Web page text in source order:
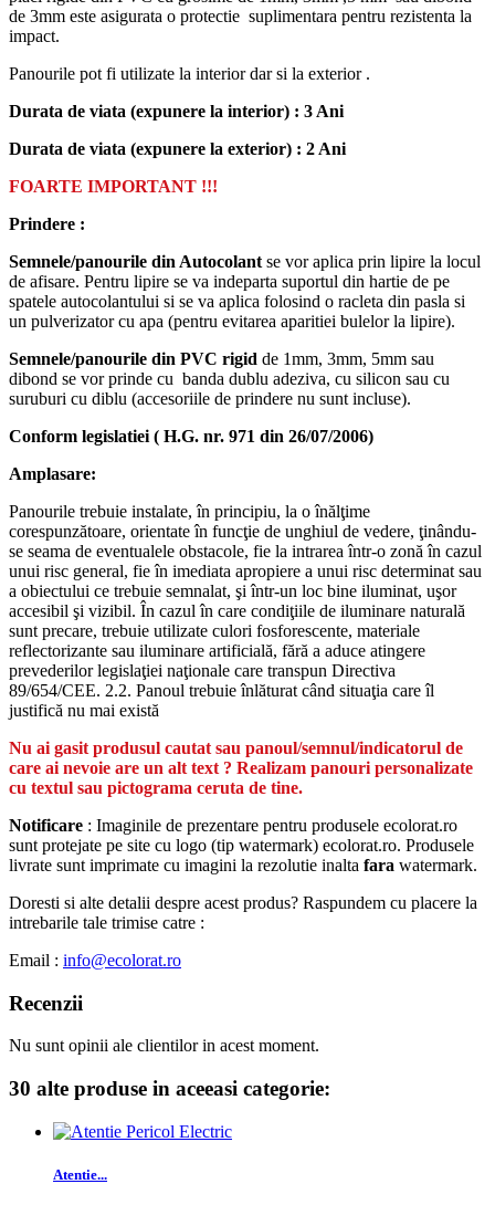
de 3mm este asigurata o protectie suplimentara pentru rezistenta la
impact.
Panourile pot fi utilizate la interior dar si la exterior .
Durata de viata (expunere la interior) : 3 Ani
Durata de viata (expunere la exterior) : 2 Ani
FOARTE IMPORTANT !!!
Prindere :
Semnele/panourile din Autocolant se vor aplica prin lipire la locul
de afisare. Pentru lipire se va indeparta suportul din hartie de pe
spatele autocolantului si se va aplica folosind o racleta din pasla si
un pulverizator cu apa (pentru evitarea aparitiei bulelor la lipire).
Semnele/panourile din PVC rigid de 1mm, 3mm, 5mm sau
dibond se vor prinde cu banda dublu adeziva, cu silicon sau cu
suruburi cu diblu (accesoriile de prindere nu sunt incluse).
Conform legislatiei ( H.G. nr. 971 din 26/07/2006)
Amplasare:
Panourile trebuie instalate, în principiu, la o înălţime
corespunzătoare, orientate în funcţie de unghiul de vedere, ţinându-
se seama de eventualele obstacole, fie la intrarea într-o zonă în cazul
unui risc general, fie în imediata apropiere a unui risc determinat sau
a obiectului ce trebuie semnalat, şi într-un loc bine iluminat, uşor
accesibil şi vizibil. În cazul în care condiţiile de iluminare naturală
sunt precare, trebuie utilizate culori fosforescente, materiale
reflectorizante sau iluminare artificială, fără a aduce atingere
prevederilor legislaţiei naţionale care transpun Directiva
89/654/CEE. 2.2. Panoul trebuie înlăturat când situaţia care îl
justifică nu mai există
Nu ai gasit produsul cautat sau panoul/semnul/indicatorul de
care ai nevoie are un alt text ? Realizam panouri personalizate
cu textul sau pictograma ceruta de tine.
Notificare : Imaginile de prezentare pentru produsele ecolorat.ro
sunt protejate pe site cu logo (tip watermark) ecolorat.ro. Produsele
livrate sunt imprimate cu imagini la rezolutie inalta fara watermark.
Doresti si alte detalii despre acest produs? Raspundem cu placere la
intrebarile tale trimise catre :
Email : info@ecolorat.ro
Recenzii
Nu sunt opinii ale clientilor in acest moment.
30 alte produse in aceeasi categorie:
Atentie...